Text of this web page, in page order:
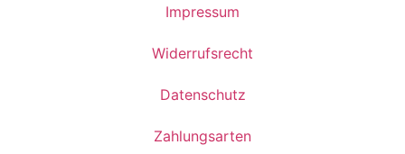
Impressum
Widerrufsrecht
Datenschutz
Zahlungsarten